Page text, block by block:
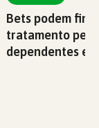
Bets podem
tratamento pelo
dependentes